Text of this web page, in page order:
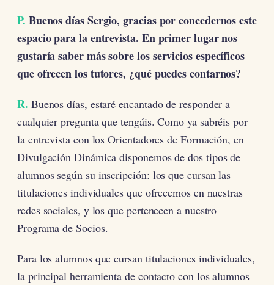
P. Buenos días Sergio, gracias por concedernos este
espacio para la entrevista. En primer lugar nos
gustaría saber más sobre los servicios específicos
que ofrecen los tutores, ¿qué puedes contarnos?
R. Buenos días, estaré encantado de responder a
cualquier pregunta que tengáis. Como ya sabréis por
la entrevista con los Orientadores de Formación, en
Divulgación Dinámica disponemos de dos tipos de
alumnos según su inscripción: los que cursan las
titulaciones individuales que ofrecemos en nuestras
redes sociales, y los que pertenecen a nuestro
Programa de Socios.
Para los alumnos que cursan titulaciones individuales,
la principal herramienta de contacto con los alumnos